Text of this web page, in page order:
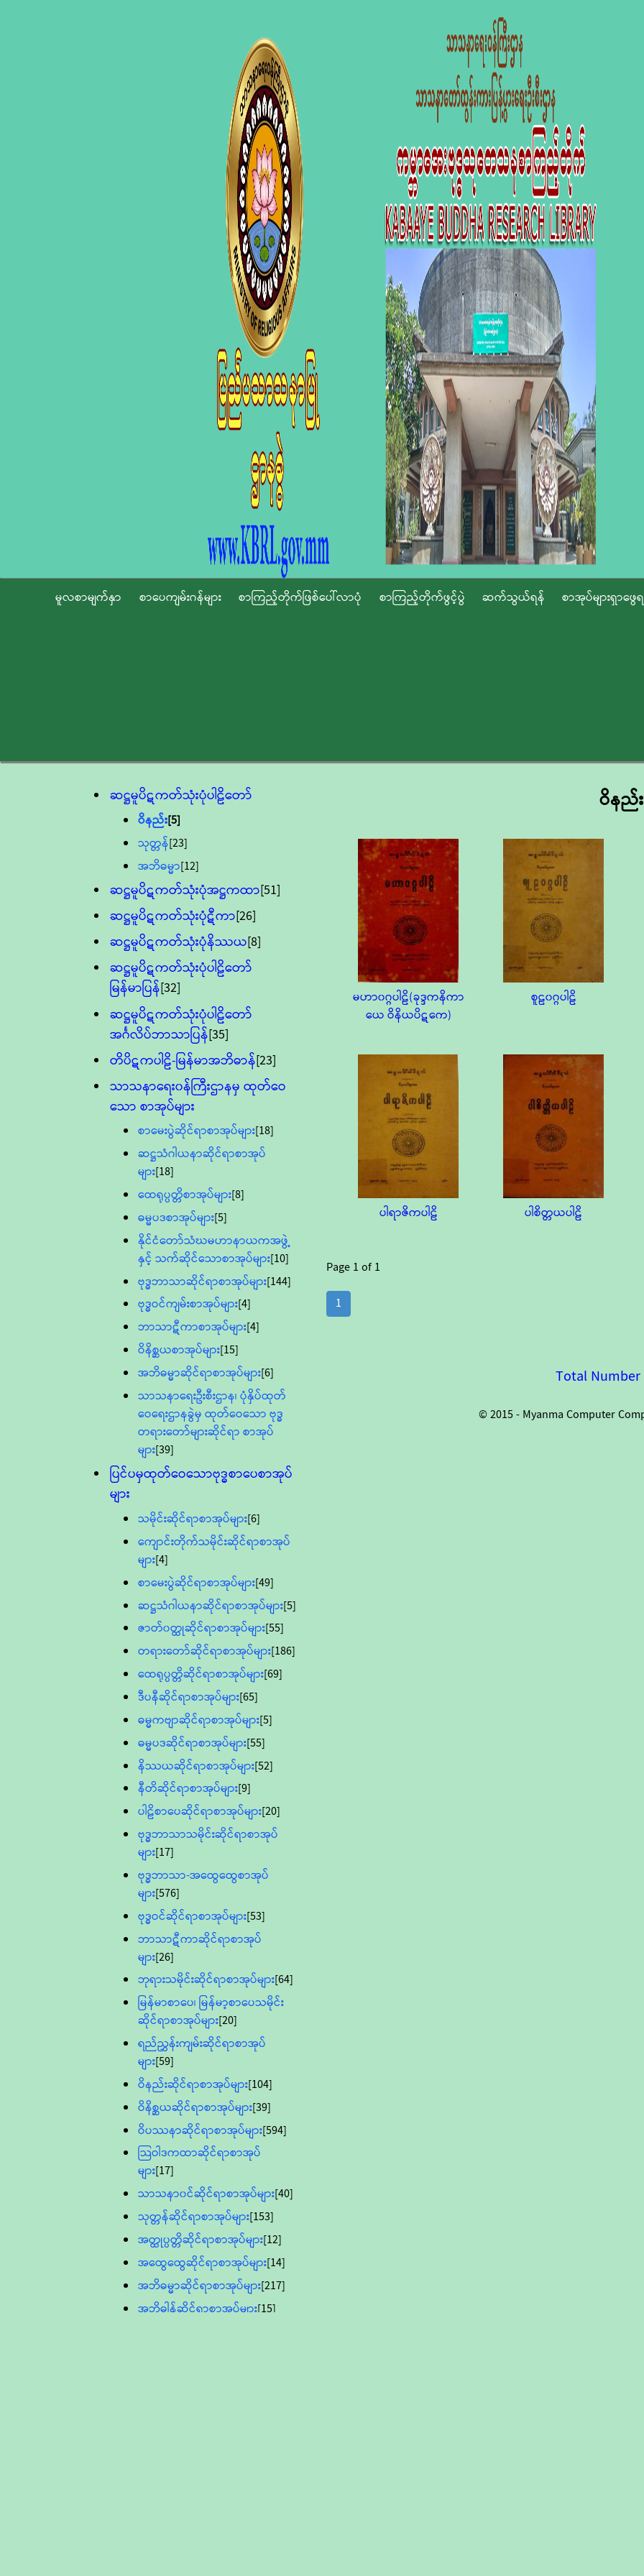
မူလစာမျက်နှာ စာပေကျမ်းဂန်များ စာကြည့်တိုက်ဖြစ်ပေါ်လာပုံ စာကြည့်တိုက်ဖွင့်ပွဲ ဆက်သွယ်ရန် စာအုပ်များရှာဖွေ
ဆဋ္ဌမူပိဋကတ်သုံးပုံပါဠိတော်
ဝိနည်း[5]
သုတ္တန်[23]
အဘိဓမ္မာ[12]
ဆဋ္ဌမူပိဋကတ်သုံးပုံအဋ္ဌကထာ[51]
ဆဋ္ဌမူပိဋကတ်သုံးပုံဋီကာ[26]
ဆဋ္ဌမူပိဋကတ်သုံးပုံနိဿယ[8]
ဆဋ္ဌမူပိဋကတ်သုံးပုံပါဠိတော်
မြန်မာပြန်[32]
ဆဋ္ဌမူပိဋကတ်သုံးပုံပါဠိတော်
အင်္ဂလိပ်ဘာသာပြန်[35]
တိပိဋကပါဠိ-မြန်မာအဘိဓာန်[23]
သာသနာရေး၀န်ကြီးဌာနမှ ထုတ်ဝေ
သော စာအုပ်များ
စာမေးပွဲဆိုင်ရာစာအုပ်များ[18]
ဆဋ္ဌသံဂါယနာဆိုင်ရာစာအုပ်
များ[18]
ထေရုပ္ပတ္တိစာအုပ်များ[8]
ဓမ္မပဒစာအုပ်များ[5]
နိုင်ငံတော်သံဃမဟာနာယကအဖွဲ့
နှင့် သက်ဆိုင်သောစာအုပ်များ[10]
ဗုဒ္ဓဘာသာဆိုင်ရာစာအုပ်များ[144]
ဗုဒ္ဓဝင်ကျမ်းစာအုပ်များ[4]
ဘာသာဋီကာစာအုပ်များ[4]
ဝိနိစ္ဆယစာအုပ်များ[15]
အဘိဓမ္မာဆိုင်ရာစာအုပ်များ[6]
သာသနာရေးဦးစီးဌာန၊ ပုံနှိပ်ထုတ်
ဝေရေးဌာနခွဲမှ ထုတ်ဝေသော ဗုဒ္ဓ
တရားတော်များဆိုင်ရာ စာအုပ်
များ[39]
ပြင်ပမှထုတ်ဝေသောဗုဒ္ဓစာပေစာအုပ်
များ
သမိုင်းဆိုင်ရာစာအုပ်များ[6]
ကျောင်းတိုက်သမိုင်းဆိုင်ရာစာအုပ်
များ[4]
စာမေးပွဲဆိုင်ရာစာအုပ်များ[49]
ဆဋ္ဌသံဂါယနာဆိုင်ရာစာအုပ်များ[5]
ဇာတ်၀တ္ထုဆိုင်ရာစာအုပ်များ[55]
တရားတော်ဆိုင်ရာစာအုပ်များ[186]
ထေရုပ္ပတ္တိဆိုင်ရာစာအုပ်များ[69]
ဒီပနီဆိုင်ရာစာအုပ်များ[65]
ဓမ္မကဗျာဆိုင်ရာစာအုပ်များ[5]
ဓမ္မပဒဆိုင်ရာစာအုပ်များ[55]
နိဿယဆိုင်ရာစာအုပ်များ[52]
နီတိဆိုင်ရာစာအုပ်များ[9]
ပါဠိစာပေဆိုင်ရာစာအုပ်များ[20]
ဗုဒ္ဓဘာသာသမိုင်းဆိုင်ရာစာအုပ်
များ[17]
ဗုဒ္ဓဘာသာ-အထွေထွေစာအုပ်
များ[576]
ဗုဒ္ဓဝင်ဆိုင်ရာစာအုပ်များ[53]
ဘာသာဋီကာဆိုင်ရာစာအုပ်
များ[26]
ဘုရားသမိုင်းဆိုင်ရာစာအုပ်များ[64]
မြန်မာစာပေ၊ မြန်မာ့စာပေသမိုင်း
ဆိုင်ရာစာအုပ်များ[20]
ရည်ညွှန်းကျမ်းဆိုင်ရာစာအုပ်
များ[59]
ဝိနည်းဆိုင်ရာစာအုပ်များ[104]
ဝိနိစ္ဆယဆိုင်ရာစာအုပ်များ[39]
ဝိပဿနာဆိုင်ရာစာအုပ်များ[594]
သြဝါဒကထာဆိုင်ရာစာအုပ်
များ[17]
သာသနာ၀င်ဆိုင်ရာစာအုပ်များ[40]
သုတ္တန်ဆိုင်ရာစာအုပ်များ[153]
အတ္ထုပ္ပတ္တိဆိုင်ရာစာအုပ်များ[12]
အထွေထွေဆိုင်ရာစာအုပ်များ[14]
အဘိဓမ္မာဆိုင်ရာစာအုပ်များ[217]
အဘိဓါန်ဆိုင်ရာစာအုပ်များ[15]
ဝိနည်း
မဟာ၀ဂ္ဂပါဠိ(ခုဒ္ဒကနိကာ
ယေ ဝိနိယပိဋကေ)
စူဠ၀ဂ္ဂပါဠိ
ပါရာဇိကပါဠိ ပါစိတ္တယပါဠိ
Page1 of1
1
Total
© 2015 - Myanma Computer